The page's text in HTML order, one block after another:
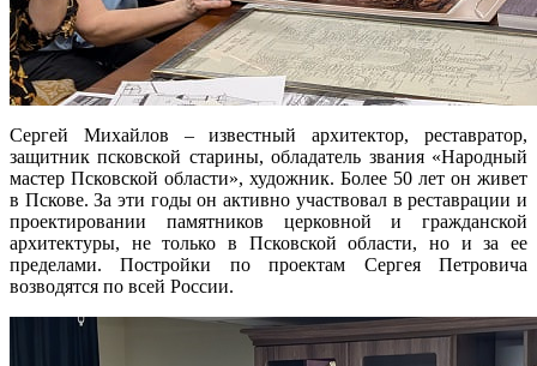
Сергей Михайлов – известный архитектор, реставратор,
защитник псковской старины, обладатель звания «Народный
мастер Псковской области», художник. Более 50 лет он живет
в Пскове. За эти годы он активно участвовал в реставрации и
проектировании памятников церковной и гражданской
архитектуры, не только в Псковской области, но и за ее
пределами. Постройки по проектам Сергея Петровича
возводятся по всей России.